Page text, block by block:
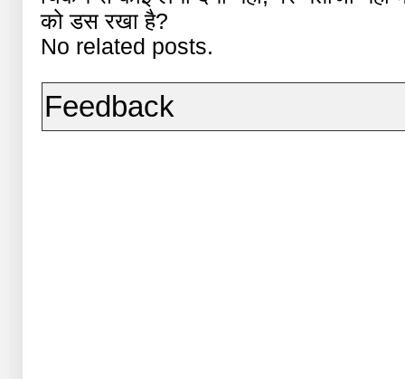
को डस रखा है?
No related posts.
Feedback